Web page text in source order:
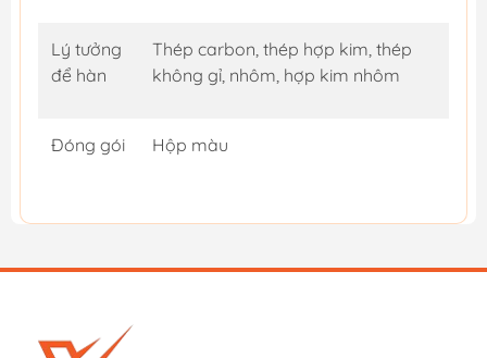
Lý tưởng
để hàn
Thép carbon, thép hợp kim, thép
không gỉ, nhôm, hợp kim nhôm
Đóng gói Hộp màu